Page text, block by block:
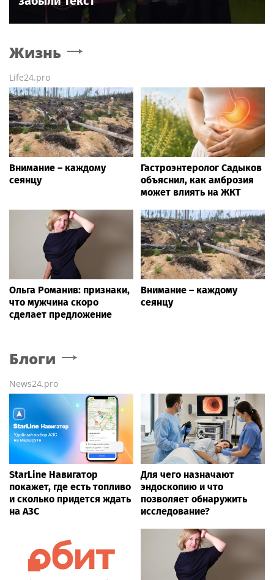
Жизнь
Life24.pro
Внимание – каждому
сеянцу
Гастроэнтеролог Садыков
объяснил, как амброзия
может влиять на ЖКТ
Ольга Романив: признаки,
что мужчина скоро
сделает предложение
Внимание – каждому
сеянцу
Блоги
News24.pro
StarLine Навигатор
покажет, где есть топливо
и сколько придется ждать
на АЗС
Для чего назначают
эндоскопию и что
позволяет обнаружить
исследование?